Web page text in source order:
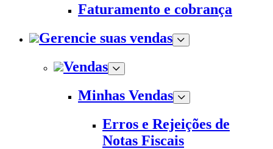
Faturamento e cobrança
Gerencie suas vendas
Vendas
Minhas Vendas
Erros e Rejeições de
Notas Fiscais